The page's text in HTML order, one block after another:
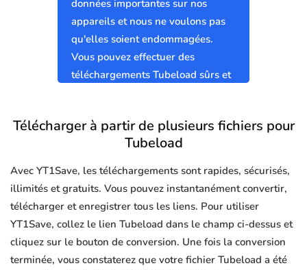
données importantes sur nos
appareils et nous ne voulons pas
qu'elles soient endommagées.
Vous pouvez effectuer des
téléchargements Tubeload sûrs et
Télécharger à partir de plusieurs fichiers pour
Tubeload
Avec YT1Save, les téléchargements sont rapides, sécurisés,
illimités et gratuits. Vous pouvez instantanément convertir,
télécharger et enregistrer tous les liens. Pour utiliser
YT1Save, collez le lien Tubeload dans le champ ci-dessus et
cliquez sur le bouton de conversion. Une fois la conversion
terminée, vous constaterez que votre fichier Tubeload a été